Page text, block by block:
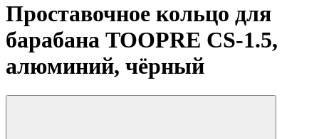
Проставочное кольцо для
барабана TOOPRE CS-1.5,
алюминий, чёрный